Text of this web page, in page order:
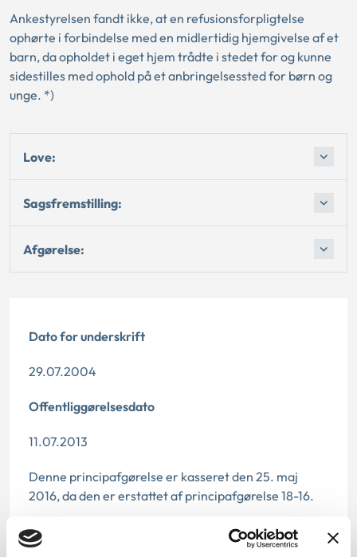
Ankestyrelsen fandt ikke, at en refusionsforpligtelse
ophørte i forbindelse med en midlertidig hjemgivelse af et
barn, da opholdet i eget hjem trådte i stedet for og kunne
sidestilles med ophold på et anbringelsessted for børn og
unge. *)
Love:
Sagsfremstilling:
Afgørelse:
Dato for underskrift
29.07.2004
Offentliggørelsesdato
11.07.2013
Denne principafgørelse er kasseret den 25. maj
2016, da den er erstattet af principafgørelse 18-16.
Paragraf